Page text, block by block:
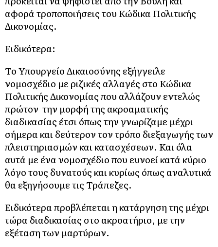
αφορά τροποποιήσεις του Κώδικα Πολιτικής
Δικονομίας.
Ειδικότερα:
Το Υπουργείο Δικαιοσύνης εξήγγειλε
νομοσχέδιο με ριζικές αλλαγές στο Κώδικα
Πολιτικής Δικονομίας που αλλάζουν εντελώς
πρώτον την μορφή της ακροαματικής
διαδικασίας έτσι όπως την γνωρίζαμε μέχρι
σήμερα και δεύτερον τον τρόπο διεξαγωγής των
πλειστηριασμών και κατασχέσεων. Και όλα
αυτά με ένα νομοσχέδιο που ευνοεί κατά κύριο
λόγο τους δυνατούς και κυρίως όπως αναλυτικά
θα εξηγήσουμε τις Τράπεζες.
Ειδικότερα προβλέπεται η κατάργηση της μέχρι
τώρα διαδικασίας στο ακροατήριο, με την
εξέταση των μαρτύρων.